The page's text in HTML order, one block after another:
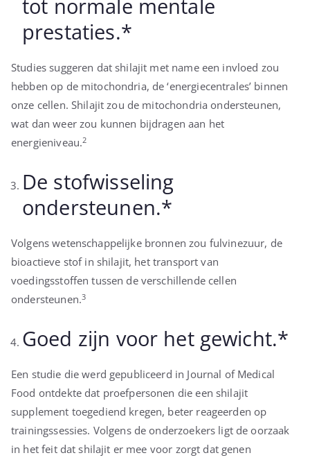
tot normale mentale
prestaties.*
Studies suggeren dat shilajit met name een invloed zou
hebben op de mitochondria, de ‘energiecentrales’ binnen
onze cellen. Shilajit zou de mitochondria ondersteunen,
wat dan weer zou kunnen bijdragen aan het
energieniveau.2
De stofwisseling
ondersteunen.*
Volgens wetenschappelijke bronnen zou fulvinezuur, de
bioactieve stof in shilajit, het transport van
voedingsstoffen tussen de verschillende cellen
ondersteunen.3
Goed zijn voor het gewicht.*
Een studie die werd gepubliceerd in Journal of Medical
Food ontdekte dat proefpersonen die een shilajit
supplement toegediend kregen, beter reageerden op
trainingssessies. Volgens de onderzoekers ligt de oorzaak
in het feit dat shilajit er mee voor zorgt dat genen